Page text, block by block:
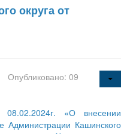
округа от
Опубликовано: 09
«О внесении
Администрации Кашинского